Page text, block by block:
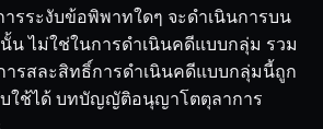
รระงับข้อพิพาทใดๆ จะดำเนินการบน
น ไม่ใช่ในการดำเนินคดีแบบกลุ่ม รวม
ารสละสิทธิ์การดำเนินคดีแบบกลุ่มนี้ถูก
ใช้ได้ บทบัญญัติอนุญาโตตุลาการ